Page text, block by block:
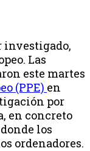
investigado,
Las
este martes
(PPE) en
por
en concreto
los
ordenadores.